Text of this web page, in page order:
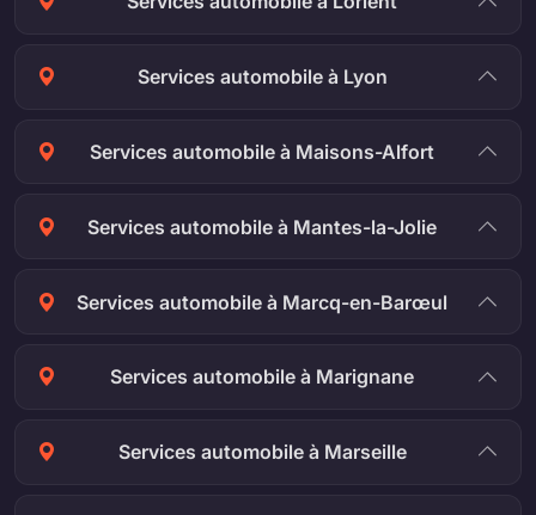
Services automobile à Lyon
Services automobile à Maisons-Alfort
Services automobile à Mantes-la-Jolie
Services automobile à Marcq-en-Barœul
Services automobile à Marignane
Services automobile à Marseille